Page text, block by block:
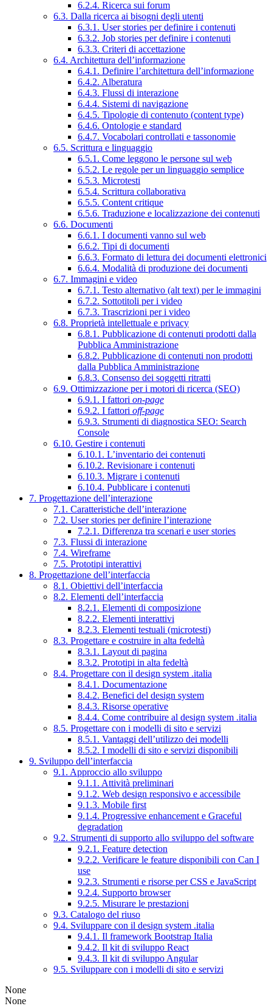
6.2.4. Ricerca sui forum
6.3. Dalla ricerca ai bisogni degli utenti
6.3.1. User stories per definire i contenuti
6.3.2. Job stories per definire i contenuti
6.3.3. Criteri di accettazione
6.4. Architettura dell’informazione
6.4.1. Definire l’architettura dell’informazione
6.4.2. Alberatura
6.4.3. Flussi di interazione
6.4.4. Sistemi di navigazione
6.4.5. Tipologie di contenuto (content type)
6.4.6. Ontologie e standard
6.4.7. Vocabolari controllati e tassonomie
6.5. Scrittura e linguaggio
6.5.1. Come leggono le persone sul web
6.5.2. Le regole per un linguaggio semplice
6.5.3. Microtesti
6.5.4. Scrittura collaborativa
6.5.5. Content critique
6.5.6. Traduzione e localizzazione dei contenuti
6.6. Documenti
6.6.1. I documenti vanno sul web
6.6.2. Tipi di documenti
6.6.3. Formato di lettura dei documenti elettronici
6.6.4. Modalità di produzione dei documenti
6.7. Immagini e video
6.7.1. Testo alternativo (alt text) per le immagini
6.7.2. Sottotitoli per i video
6.7.3. Trascrizioni per i video
6.8. Proprietà intellettuale e privacy
6.8.1. Pubblicazione di contenuti prodotti dalla
Pubblica Amministrazione
6.8.2. Pubblicazione di contenuti non prodotti
dalla Pubblica Amministrazione
6.8.3. Consenso dei soggetti ritratti
6.9. Ottimizzazione per i motori di ricerca (SEO)
6.9.1. I fattori on-page
6.9.2. I fattori off-page
6.9.3. Strumenti di diagnostica SEO: Search
Console
6.10. Gestire i contenuti
6.10.1. L’inventario dei contenuti
6.10.2. Revisionare i contenuti
6.10.3. Migrare i contenuti
6.10.4. Pubblicare i contenuti
7. Progettazione dell’interazione
7.1. Caratteristiche dell’interazione
7.2. User stories per definire l’interazione
7.2.1. Differenza tra scenari e user stories
7.3. Flussi di interazione
7.4. Wireframe
7.5. Prototipi interattivi
8. Progettazione dell’interfaccia
8.1. Obiettivi dell’interfaccia
8.2. Elementi dell’interfaccia
8.2.1. Elementi di composizione
8.2.2. Elementi interattivi
8.2.3. Elementi testuali (microtesti)
8.3. Progettare e costruire in alta fedeltà
8.3.1. Layout di pagina
8.3.2. Prototipi in alta fedeltà
8.4. Progettare con il design system .italia
8.4.1. Documentazione
8.4.2. Benefici del design system
8.4.3. Risorse operative
8.4.4. Come contribuire al design system .italia
8.5. Progettare con i modelli di sito e servizi
8.5.1. Vantaggi dell’utilizzo dei modelli
8.5.2. I modelli di sito e servizi disponibili
9. Sviluppo dell’interfaccia
9.1. Approccio allo sviluppo
9.1.1. Attività preliminari
9.1.2. Web design responsivo e accessibile
9.1.3. Mobile first
9.1.4. Progressive enhancement e Graceful
degradation
9.2. Strumenti di supporto allo sviluppo del software
9.2.1. Feature detection
9.2.2. Verificare le feature disponibili con Can I
use
9.2.3. Strumenti e risorse per CSS e JavaScript
9.2.4. Supporto browser
9.2.5. Misurare le prestazioni
9.3. Catalogo del riuso
9.4. Sviluppare con il design system .italia
9.4.1. Il framework Bootstrap Italia
9.4.2. Il kit di sviluppo React
9.4.3. Il kit di sviluppo Angular
9.5. Sviluppare con i modelli di sito e servizi
None
None